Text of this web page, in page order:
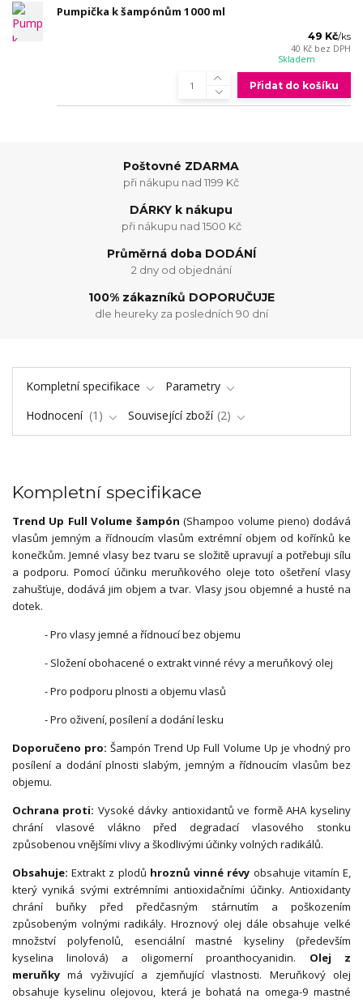
Pumpička k šampónům 1000 ml
49 Kč/ks
40 Kč bez DPH
Skladem
Přidat do košíku
Poštovné ZDARMA
při nákupu nad 1199 Kč
DÁRKY k nákupu
při nákupu nad 1500 Kč
Průměrná doba DODÁNÍ
2 dny od objednání
100% zákazníků DOPORUČUJE
dle heureky za posledních 90 dní
Kompletní specifikace
Parametry
Hodnocení
1 Související zboží 2
Kompletní specifikace
Trend Up Full Volume šampón(Shampoo volume pieno) dodává
vlasům jemným a řídnoucím vlasům extrémní objem od kořínků ke
konečkům. Jemné vlasy bez tvaru se složitě upravují a potřebuji sílu
a podporu. Pomocí účinku meruňkového oleje toto ošetření vlasy
zahušťuje, dodává jim objem a tvar. Vlasy jsou objemné a husté na
dotek.
- Pro vlasy jemné a řídnoucí bez objemu
- Složení obohacené o extrakt vinné révy a meruňkový olej
- Pro podporu plnosti a objemu vlasů
- Pro oživení, posílení a dodání lesku
Doporučeno pro:Šampón Trend Up Full Volume Up je vhodný pro
posílení a dodání plnosti slabým, jemným a řídnoucím vlasům bez
objemu.
Ochrana proti: Vysoké dávky antioxidantů ve formě AHA kyseliny
chrání vlasové vlákno před degradací vlasového stonku
způsobenou vnějšími vlivy a škodlivými účinky volných radikálů.
Obsahuje:Extrakt z plodů hroznů vinné révy obsahuje vitamín E,
který vyniká svými extrémními antioxidačními účinky. Antioxidanty
chrání buňky před předčasným stárnutím a poškozením
způsobeným volnými radikály. Hroznový olej dále obsahuje velké
množství polyfenolů, esenciální mastné kyseliny (především
kyselina linolová) a oligomerní proanthocyanidin. Olej z
meruňkymá vyživující a zjemňující vlastnosti. Meruňkový olej
obsahuje kyselinu olejovou, která je bohatá na omega-9 mastné